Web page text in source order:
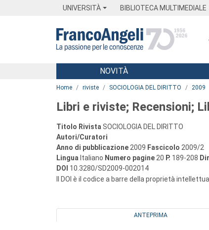
UNIVERSITÀ BIBLIOTECA MULTIMEDIALE
Menu
NOVITÀ
Home riviste SOCIOLOGIA DEL DIRITTO 2009
Libri e riviste; Recensioni;
Titolo Rivista SOCIOLOGIA DEL DIRITTO
Autori/Curatori
Anno di pubblicazione 2009 Fascicolo 2009/2
Lingua Italiano Numero pagine 20 P. 189-208
DOI 10.3280/SD2009-002014
Il DOI è il codice a barre della proprietà
ANTEPRIMA